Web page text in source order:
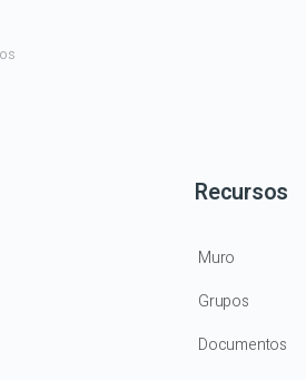
Recursos
Muro
Grupos
Documentos